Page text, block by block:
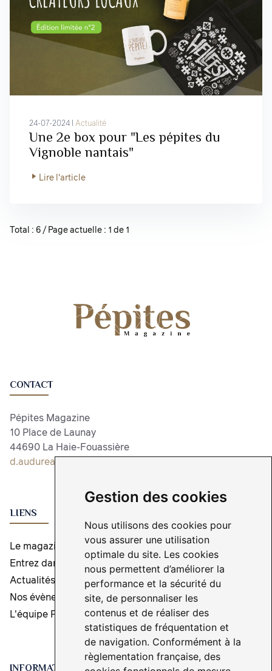
Gestion des cookies
Nous utilisons des cookies pour
vous assurer une utilisation
optimale du site. Les cookies
nous permettent d’améliorer la
performance et la sécurité du
site, de personnaliser les
contenus et de réaliser des
statistiques de fréquentation et
de navigation. Conformément à la
règlementation française, des
24-07-2024 I Actualité
Une 2e box pour "Les pépites du
Vignoble nantais"
Lire l'article
Total : 6 / Page actuelle : 1 de 1
CONTACT
Pépites Magazine
10 Place de Launay
44690 La Haie-Fouassière
d.audureau@pepitesmagazine.com
LIENS
Le magazine
Entrez dans l'aventure
Actualités
Nos évènements
L'équipe Pépites Magazine
INFORMATIONS